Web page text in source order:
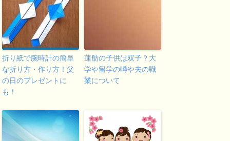
折り紙で腕時計の簡単
な折り方・作り方！父
の日のプレゼントに
も！
蓮舫の子供は双子？大
学や留学の噂や夫の職
業について